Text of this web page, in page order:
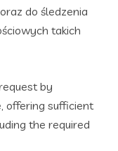
oraz do śledzenia
takich
by
offering sufficient
the required